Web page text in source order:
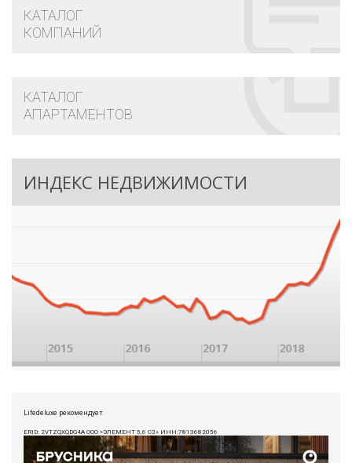
КАТАЛОГ
КОМПАНИЙ
КАТАЛОГ
АПАРТАМЕНТОВ
ИНДЕКС НЕДВИЖИМОСТИ
Lifedeluxe рекомендует
ERID: 2VTZQXQDG4A ООО «ЭЛЕМЕНТ 5,6 СЗ» ИНН:7813682056